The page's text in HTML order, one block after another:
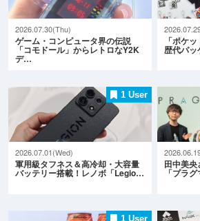
2026.07.30(Thu)
ゲーム・コンピュータ界の伝説
「コモドール」からレトロなY2K
デ…
「ポケ
歴代パ
1 User
2026.07.01(Wed)
軍用級タフネス＆高冷却・大容量
バッテリー搭載！レノボ「Legio…
田中美
「プラ
1 User